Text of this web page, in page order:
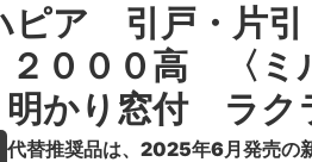
ピア 引戸・片
０００高 〈ミ
かり窓付 ラク
代替推奨品は、2025年6月発売の